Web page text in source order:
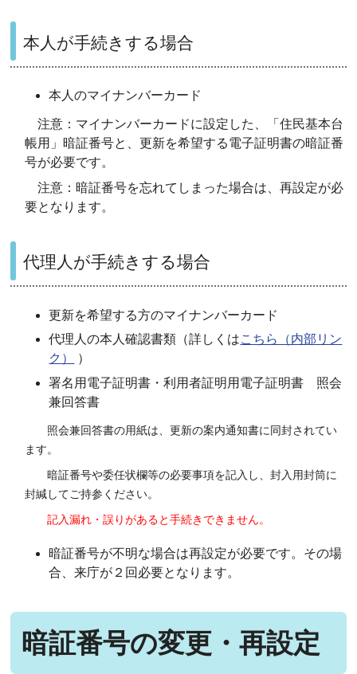
本人が手続きする場合
本人のマイナンバーカード
注意：マイナンバーカードに設定した、「住民基本台
帳用」暗証番号と、更新を希望する電子証明書の暗証番
号が必要です。
注意：暗証番号を忘れてしまった場合は、再設定が必
要となります。
代理人が手続きする場合
更新を希望する方のマイナンバーカード
代理人の本人確認書類（詳しくはこちら（内部リン
ク）
）
署名用電子証明書・利用者証明用電子証明書 照会
兼回答書
照会兼回答書の用紙は、更新の案内通知書に同封されてい
ます。
暗証番号や委任状欄等の必要事項を記入し、封入用封筒に
封緘してご持参ください。
記入漏れ・誤りがあると手続きできません。
暗証番号が不明な場合は再設定が必要です。その場
合、来庁が２回必要となります。
暗証番号の変更・再設定